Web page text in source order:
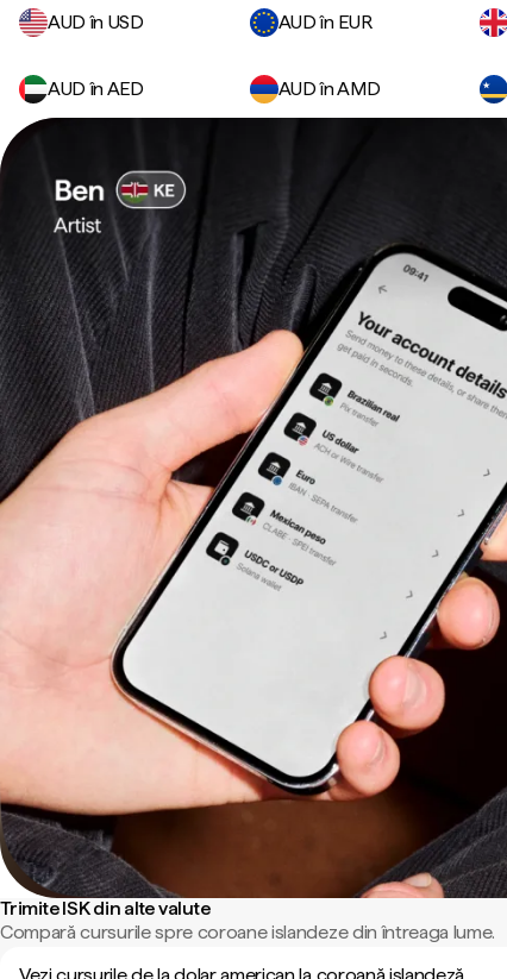
AUD în USD
AUD în EUR
AUD în AED AUD în AMD
Trimite ISK din alte valute
Compară cursurile spre coroane islandeze din întreaga lume.